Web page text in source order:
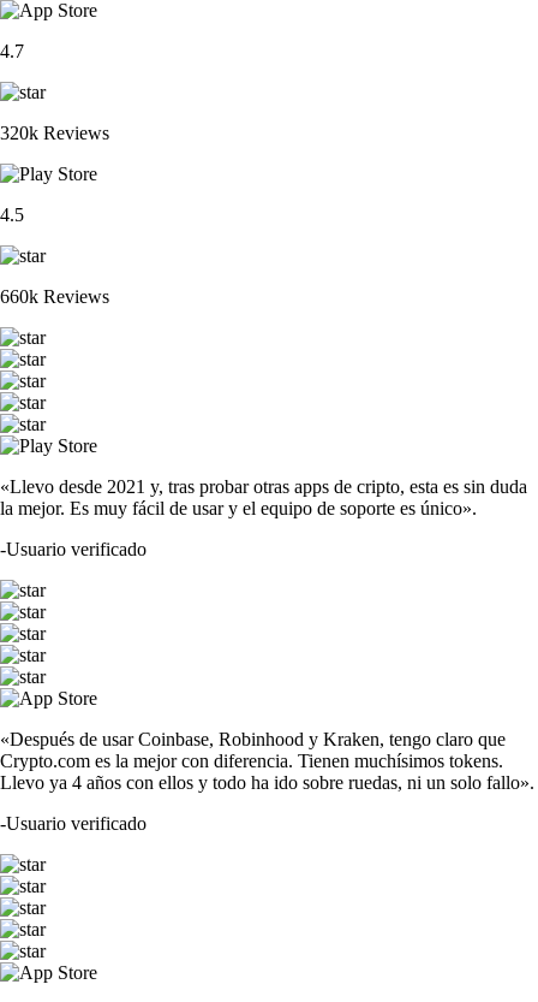
4.7
320k Reviews
4.5
660k Reviews
«Llevo desde 2021 y, tras probar otras apps de cripto, esta es sin duda
la mejor. Es muy fácil de usar y el equipo de soporte es único».
-Usuario verificado
«Después de usar Coinbase, Robinhood y Kraken, tengo claro que
Crypto.com es la mejor con diferencia. Tienen muchísimos tokens.
Llevo ya 4 años con ellos y todo ha ido sobre ruedas, ni un solo fallo».
-Usuario verificado